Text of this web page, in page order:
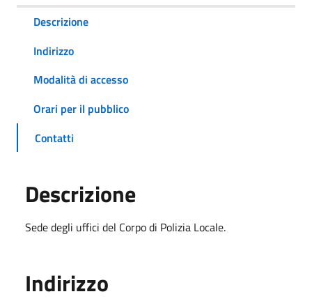
Descrizione
Indirizzo
Modalità di accesso
Orari per il pubblico
Contatti
Descrizione
Sede degli uffici del Corpo di Polizia Locale.
Indirizzo